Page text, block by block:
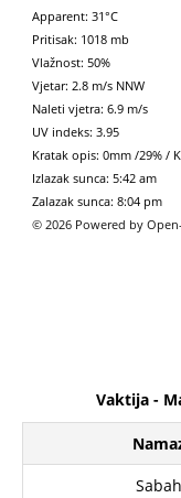
Apparent: 31°C
Pritisak: 1018 mb
Vlažnost: 50%
Vjetar: 2.8 m/s NNW
Naleti vjetra: 6.9 m/s
UV indeks: 3.95
Kratak opis: 0mm /29% /
Izlazak sunca: 5:42 am
Zalazak sunca: 8:04 pm
© 2026 Powered by
Vaktija -
Sabah